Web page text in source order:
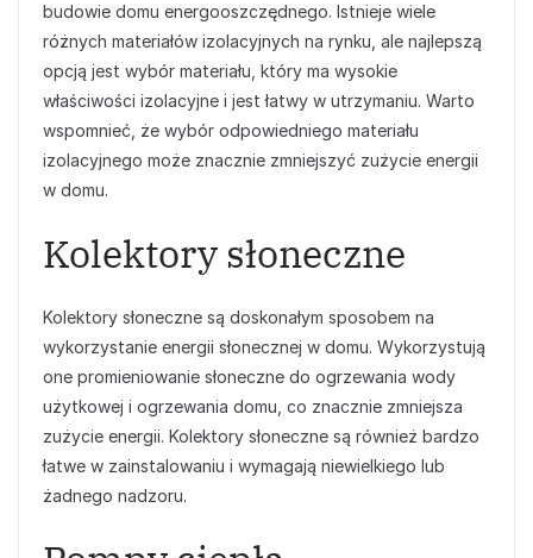
budowie domu energooszczędnego. Istnieje wiele
różnych materiałów izolacyjnych na rynku, ale najlepszą
opcją jest wybór materiału, który ma wysokie
właściwości izolacyjne i jest łatwy w utrzymaniu. Warto
wspomnieć, że wybór odpowiedniego materiału
izolacyjnego może znacznie zmniejszyć zużycie energii
w domu.
Kolektory słoneczne
Kolektory słoneczne są doskonałym sposobem na
wykorzystanie energii słonecznej w domu. Wykorzystują
one promieniowanie słoneczne do ogrzewania wody
użytkowej i ogrzewania domu, co znacznie zmniejsza
zużycie energii. Kolektory słoneczne są również bardzo
łatwe w zainstalowaniu i wymagają niewielkiego lub
żadnego nadzoru.